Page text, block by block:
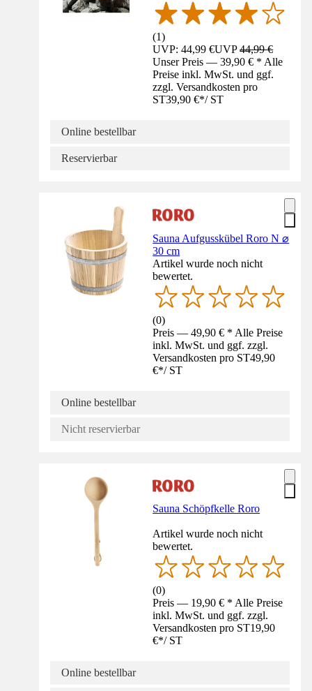
(1)
UVP: 44,99 €UVP44,99 €
Unser Preis — 39,90 € * Alle
Preise inkl. MwSt. und ggf.
zzgl. Versandkosten pro
ST39,90 €*/ ST
Online bestellbar
Reservierbar
Sauna Aufgusskübel Roro N ⌀
30 cm
Artikel wurde noch nicht
bewertet.
(0)
Preis — 49,90 € * Alle Preise
inkl. MwSt. und ggf. zzgl.
Versandkosten pro ST49,90
€*/ ST
Online bestellbar
Nicht reservierbar
Sauna Schöpfkelle Roro
Artikel wurde noch nicht
bewertet.
(0)
Preis — 19,90 € * Alle Preise
inkl. MwSt. und ggf. zzgl.
Versandkosten pro ST19,90
€*/ ST
Online bestellbar